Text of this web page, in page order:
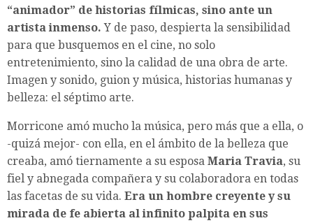
“animador” de historias fílmicas, sino ante un
artista inmenso. Y de paso, despierta la sensibilidad
para que busquemos en el cine, no solo
entretenimiento, sino la calidad de una obra de arte.
Imagen y sonido, guion y música, historias humanas y
belleza: el séptimo arte.
Morricone amó mucho la música, pero más que a ella, o
-quizá mejor- con ella, en el ámbito de la belleza que
creaba, amó tiernamente a su esposa Maria Travia, su
fiel y abnegada compañera y su colaboradora en todas
las facetas de su vida. Era un hombre creyente y su
mirada de fe abierta al infinito palpita en sus